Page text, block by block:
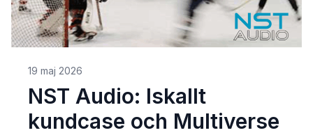
19 maj 2026
NST Audio: Iskallt
kundcase och Multiverse